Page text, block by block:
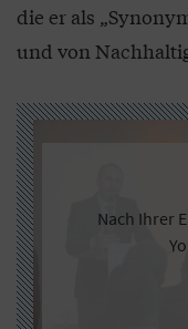
die er als
und von
Nach Ihrer